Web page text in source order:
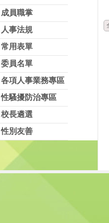
成員職掌
人事法規
常用表單
委員名單
各項人事業務專區
性騷擾防治專區
校長遴選
性別友善